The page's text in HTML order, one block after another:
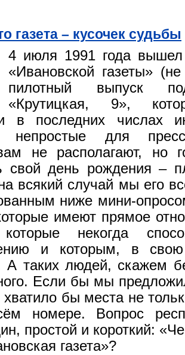
газета – кусочек судьбы
4 июля 1991 года
«Ивановской газеты»
пилотный выпуск
«Крутицкая, 9»,
в последних числах
непростые для
не располагают, но
свой день рождения –
всякий случай мы его
ниже мини-
имеют прямое
которые некогда
и которым, в
А таких людей, скажем
Если бы мы
бы места не
номере. Вопрос
простой и короткий:
газета»?